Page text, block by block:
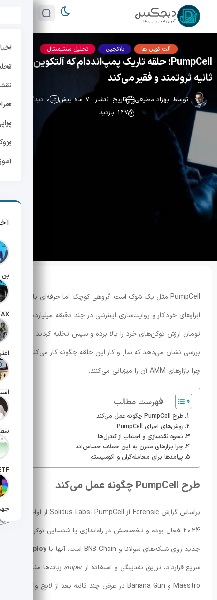
تاریخ
تاریخ
تاریخ
تاریخ
تاریخ
تاریخ
تاریخ
آلت کوین ها بلاکچین تحلیل سنتیمنتال
PumpCell؛ حلقه تاریک پمپ‌انددام که آلتکوین‌ها را در
ثانیه ثروتمند و فقیر می‌کند
توسط :بهزاد مطیعی تاریخ انتشار : 7 ماه پیش
0 دیدگاه
147 بازدید
PumpCell مثل یک شوک است. گروهی کوچک اما حرفه‌ای با
ابزارهای خودکار و روایت‌سازی اینترنتی در چند دقیقه میلیاردها
تومان ارزش توکن‌های خرد را بالا برده و سپس تخلیه کردند. این
بررسی نشان می‌دهد که ساز و کار این حلقه چگونه کار می‌کند و
چرا بازارهای AMM آن را میزبانی می‌کنند.
فهرست مطالب
طرح PumpCell چگونه عمل می‌کند
روش‌های اجرای PumpCell
نحوه نقدسازی و اجتناب از کنترل‌ها
چرا بازارهای مدرن به این حملات حساس‌اند
پیامدها برای معامله‌گران و اکوسیستم
طرح PumpCell چگونه عمل می‌کند
براساس گزارش Forensic از Solidus Labs، PumpCell از اواخر
2024 فعال بوده و تخصصش در راه‌اندازی یا شناسایی توکن‌های
جدید روی شبکه‌های سولانا و BNB Chain است. آنها با
deploy
سریع قرارداد، تزریق نقدینگی و استفاده ازsniper ربات‌ها مثل
Maestro و Banana Gun در عرض چند ثانیه بعد از لانچ وارد